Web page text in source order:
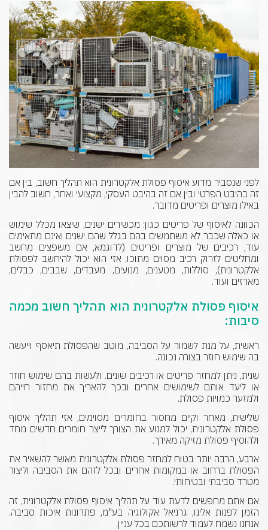
לפני שנסביר מדוע איסוף פסולת אלקטרונית הוא תהליך חשוב, בין אם
זה בהיבט הפרטי ובין אם זה בהיבט העסקי, מקצועי ואחר, חשוב להבין
באילו מוצרים ופריטים מדובר.
הכוונה לאיסוף של פריטים כגון: מכשירים ישנים, שיצאו מכלל שימוש
או כאלה שכבר לא משתמשים בהם בגלל שהם ישנים ואינם מתאימים
עוד, רכיבים של מוצרים ופריטים (לדוגמא, אם משפצים מחשב
ומחליטים לזרוק רכיב מסוים מתוכו, אזי הוא יכול להיחשב לפסולת
אלקטרונית), סוללות, מטענים, מנועים, מעבדים, שבבים, כבלים,
מארזים ועוד.
איסוף פסולת אלקטרונית הוא תהליך חשוב מכמה
סיבות:
ראשית, על מנת לשמור על הסביבה, מוטב שהפסולת תיאסף וייעשה
בה שימוש חוזר בצורה נכונה.
שנית, ניתן למחזר פריטים או רכיבים שונים. ולעשות בהם שימוש חוזר
או ליעד אותם לשימושים אחרים ובכך להאריך את מחזור חייהם
ולמזער כמויות פסולת.
שלישית, מאחר וקיים מחסור בחומרים מסוימים, אזי תהליך איסוף
פסולת אלקטרונית, יכול למנוע את הצורך לייצר חומרים חדשים מחד
ולהוסיף פסולת מזיקה מאידך.
ארבע, הרבה יותר בטוח למחזר פסולת אלקטרונית מאשר להשאיר את
הפסולת ברחוב או במקומות אחרים ובכל לזהם את הסביבה וליצור
מטרד סביבתי ובטיחותי.
אם אתם מחפשים לדעת עוד על תהליך איסוף פסולת אלקטרונית, זה
הזמן לפנות אלינו, גרניאל אקולוגיה בע"מ, פתרונות איכות סביבה.
אנחנו נשמח לעמוד לרשותכם בכל עניין.